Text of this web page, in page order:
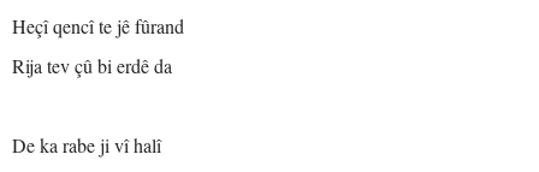
Heçî qencî te jê fûrand
Rija tev çû bi erdê da
De ka rabe ji vî halî